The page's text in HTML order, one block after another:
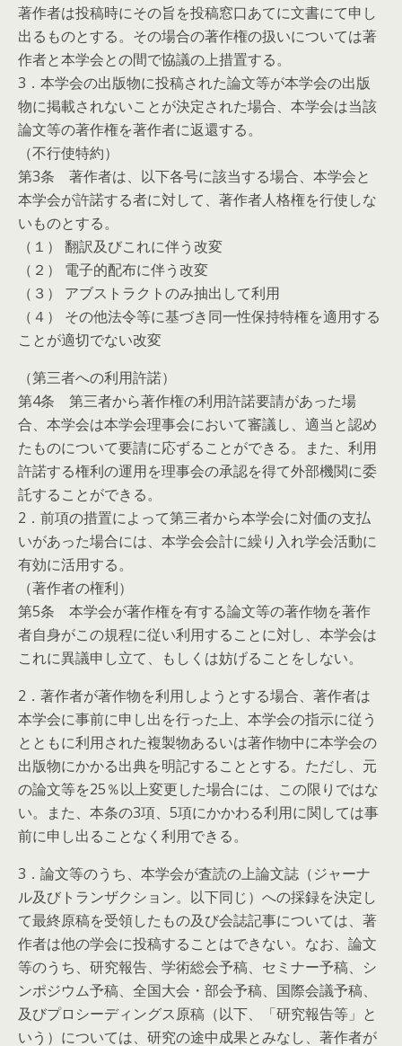
著作者は投稿時にその旨を投稿窓口あてに文書にて申し
出るものとする。その場合の著作権の扱いについては著
作者と本学会との間で協議の上措置する。
3．本学会の出版物に投稿された論文等が本学会の出版
物に掲載されないことが決定された場合、本学会は当該
論文等の著作権を著作者に返還する。
（不行使特約）
第3条 著作者は、以下各号に該当する場合、本学会と
本学会が許諾する者に対して、著作者人格権を行使しな
いものとする。
（１） 翻訳及びこれに伴う改変
（２） 電子的配布に伴う改変
（３） アブストラクトのみ抽出して利用
（４） その他法令等に基づき同一性保持特権を適用する
ことが適切でない改変
（第三者への利用許諾）
第4条 第三者から著作権の利用許諾要請があった場
合、本学会は本学会理事会において審議し、適当と認め
たものについて要請に応ずることができる。また、利用
許諾する権利の運用を理事会の承認を得て外部機関に委
託することができる。
2．前項の措置によって第三者から本学会に対価の支払
いがあった場合には、本学会会計に繰り入れ学会活動に
有効に活用する。
（著作者の権利）
第5条 本学会が著作権を有する論文等の著作物を著作
者自身がこの規程に従い利用することに対し、本学会は
これに異議申し立て、もしくは妨げることをしない。
2．著作者が著作物を利用しようとする場合、著作者は
本学会に事前に申し出を行った上、本学会の指示に従う
とともに利用された複製物あるいは著作物中に本学会の
出版物にかかる出典を明記することとする。ただし、元
の論文等を25％以上変更した場合には、この限りではな
い。また、本条の3項、5項にかかわる利用に関しては事
前に申し出ることなく利用できる。
3．論文等のうち、本学会が査読の上論文誌（ジャーナ
ル及びトランザクション。以下同じ）への採録を決定し
て最終原稿を受領したもの及び会誌記事については、著
作者は他の学会に投稿することはできない。なお、論文
等のうち、研究報告、学術総会予稿、セミナー予稿、シ
ンポジウム予稿、全国大会・部会予稿、国際会議予稿、
及びプロシーディングス原稿（以下、「研究報告等」と
いう）については、研究の途中成果とみなし、著作者が